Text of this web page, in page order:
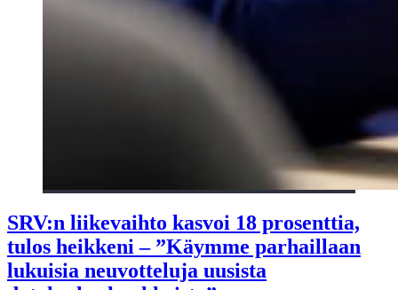
SRV:n liikevaihto kasvoi 18 prosenttia,
tulos heikkeni – ”Käymme parhaillaan
lukuisia neuvotteluja uusista